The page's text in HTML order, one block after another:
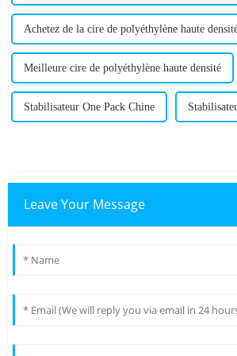
Achetez de la cire de polyéthylène haute
Meilleure cire de polyéthylène haute densité
Stabilisateur One Pack Chine
Leave Your Message